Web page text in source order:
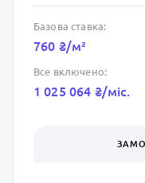
Базова ставка:
760 ₴/м²
Все включено:
1 025 064 ₴/мic.